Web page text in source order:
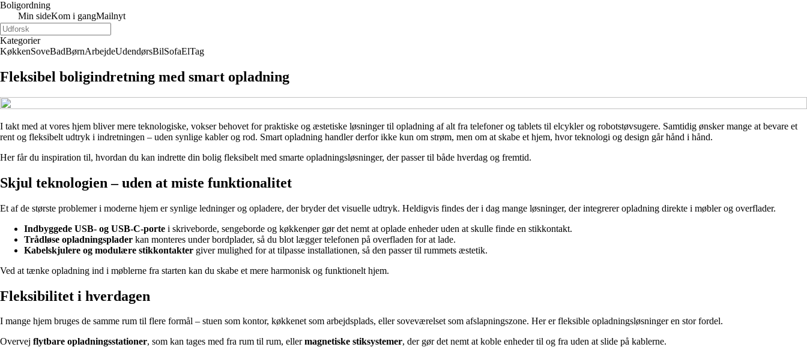
Boligordning
Min sideKom i gangMailnyt
Kategorier
KøkkenSoveBadBørnArbejdeUdendørsBilSofaElTag
Fleksibel boligindretning med smart opladning
I takt med at vores hjem bliver mere teknologiske, vokser behovet for praktiske og æstetiske løsninger til opladning af alt fra telefoner og tablets til elcykler og robotstøvsugere. Samtidig ønsker mange at bevare et
rent og fleksibelt udtryk i indretningen – uden synlige kabler og rod. Smart opladning handler derfor ikke kun om strøm, men om at skabe et hjem, hvor teknologi og design går hånd i hånd.
Her får du inspiration til, hvordan du kan indrette din bolig fleksibelt med smarte opladningsløsninger, der passer til både hverdag og fremtid.
Skjul teknologien – uden at miste funktionalitet
Et af de største problemer i moderne hjem er synlige ledninger og opladere, der bryder det visuelle udtryk. Heldigvis findes der i dag mange løsninger, der integrerer opladning direkte i møbler og overflader.
Indbyggede USB- og USB-C-porte i skriveborde, sengeborde og køkkenøer gør det nemt at oplade enheder uden at skulle finde en stikkontakt.
Trådløse opladningsplader kan monteres under bordplader, så du blot lægger telefonen på overfladen for at lade.
Kabelskjulere og modulære stikkontakter giver mulighed for at tilpasse installationen, så den passer til rummets æstetik.
Ved at tænke opladning ind i møblerne fra starten kan du skabe et mere harmonisk og funktionelt hjem.
Fleksibilitet i hverdagen
I mange hjem bruges de samme rum til flere formål – stuen som kontor, køkkenet som arbejdsplads, eller soveværelset som afslapningszone. Her er fleksible opladningsløsninger en stor fordel.
Overvej flytbare opladningsstationer, som kan tages med fra rum til rum, ellermagnetiske stiksystemer, der gør det nemt at koble enheder til og fra uden at slide på kablerne.